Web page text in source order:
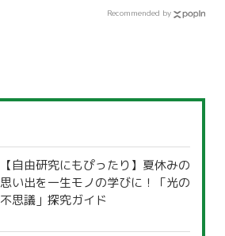
Recommended by
【自由研究にもぴったり】夏休みの
思い出を一生モノの学びに！「光の
不思議」探究ガイド